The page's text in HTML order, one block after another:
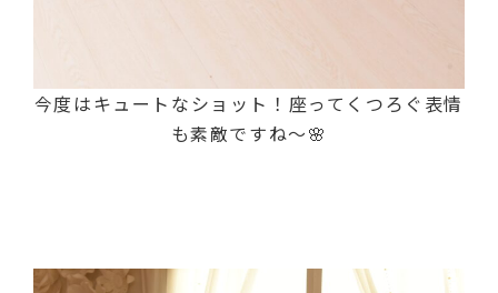
今度はキュートなショット！座ってくつろぐ表情
も素敵ですね～🌸